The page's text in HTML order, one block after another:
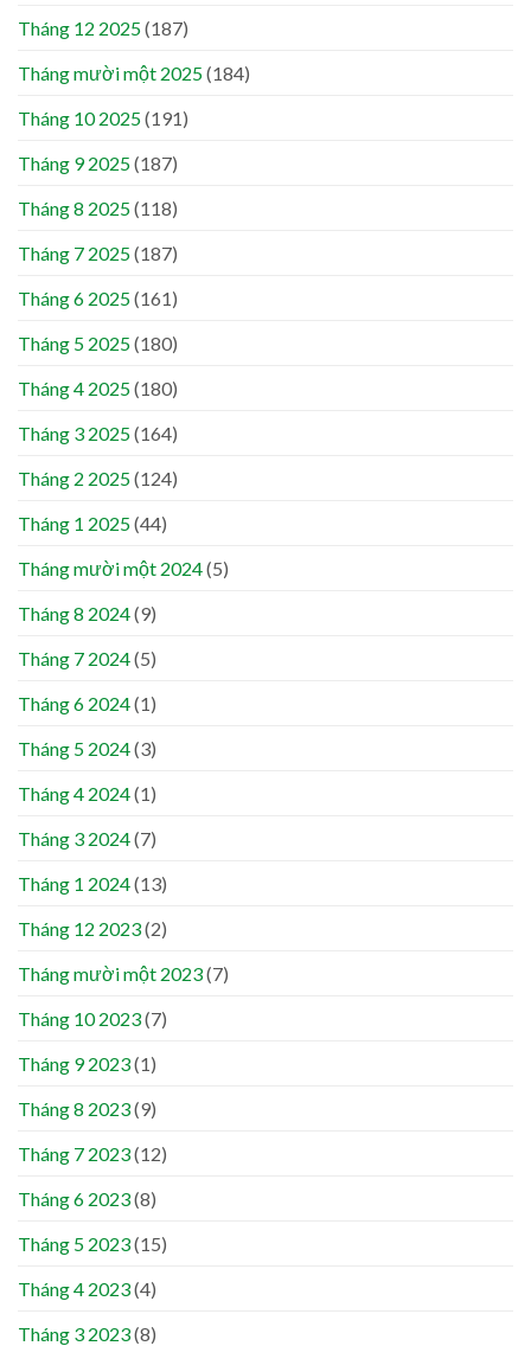
Tháng 12 2025(187)
Tháng mười một 2025(184)
Tháng 10 2025(191)
Tháng 9 2025(187)
Tháng 8 2025(118)
Tháng 7 2025(187)
Tháng 6 2025(161)
Tháng 5 2025(180)
Tháng 4 2025(180)
Tháng 3 2025(164)
Tháng 2 2025(124)
Tháng 1 2025(44)
Tháng mười một 2024(5)
Tháng 8 2024(9)
Tháng 7 2024(5)
Tháng 6 2024(1)
Tháng 5 2024(3)
Tháng 4 2024(1)
Tháng 3 2024(7)
Tháng 1 2024(13)
Tháng 12 2023(2)
Tháng mười một 2023(7)
Tháng 10 2023(7)
Tháng 9 2023(1)
Tháng 8 2023(9)
Tháng 7 2023(12)
Tháng 6 2023(8)
Tháng 5 2023(15)
Tháng 4 2023(4)
Tháng 3 2023(8)